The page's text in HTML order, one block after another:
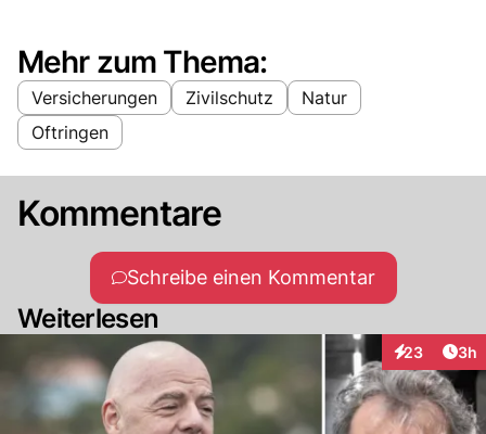
Mehr zum Thema:
Versicherungen Zivilschutz
Natur
Oftringen
Kommentare
Schreibe einen Kommentar
Weiterlesen
23
Interaktionen
3h